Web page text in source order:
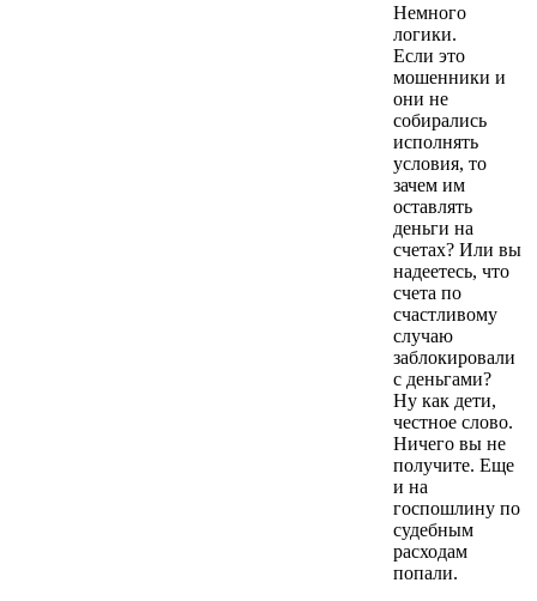
Немного
логики.
Если это
мошенники и
они не
собирались
исполнять
условия, то
зачем им
оставлять
деньги на
счетах? Или вы
надеетесь, что
счета по
счастливому
случаю
заблокировали
с деньгами?
Ну как дети,
честное слово.
Ничего вы не
получите. Еще
и на
госпошлину по
судебным
расходам
попали.